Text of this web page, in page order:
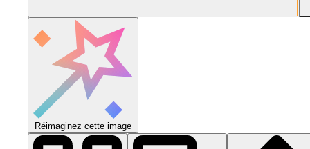
Réimaginez cette image